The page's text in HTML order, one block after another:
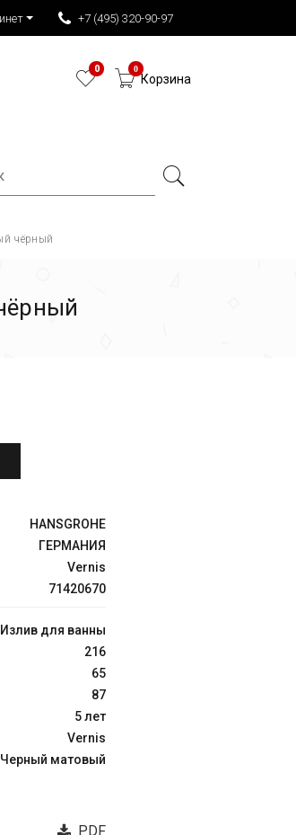
+7 (495) 320-90-97
0 0
Корзина
чёрный
HANSGROHE
ГЕРМАНИЯ
Vernis
71420670
Излив для ванны
216
65
87
5 лет
Vernis
Черный матовый
PDF